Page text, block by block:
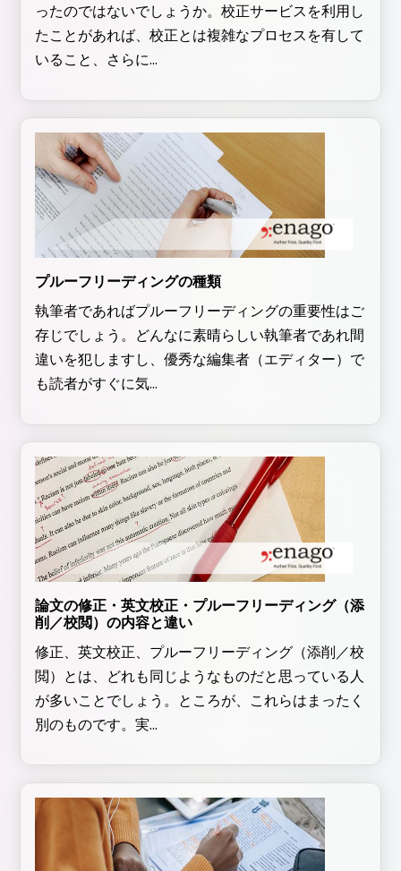
ったのではないでしょうか。校正サービスを利用し
たことがあれば、校正とは複雑なプロセスを有して
いること、さらに...
プルーフリーディングの種類
執筆者であればプルーフリーディングの重要性はご
存じでしょう。どんなに素晴らしい執筆者であれ間
違いを犯しますし、優秀な編集者（エディター）で
も読者がすぐに気...
論文の修正・英文校正・プルーフリーディング（添
削／校閲）の内容と違い
修正、英文校正、プルーフリーディング（添削／校
閲）とは、どれも同じようなものだと思っている人
が多いことでしょう。ところが、これらはまったく
別のものです。実...